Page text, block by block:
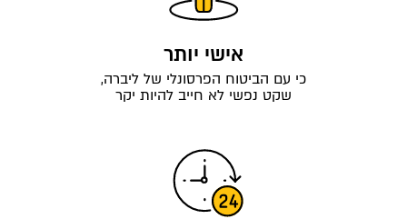
אישי יותר
כי עם הביטוח הפרסונלי של ליברה,
שקט נפשי לא חייב להיות יקר